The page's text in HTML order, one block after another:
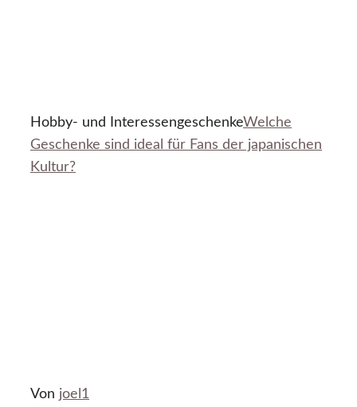
Hobby- und InteressengeschenkeWelche
Geschenke sind ideal für Fans der japanischen
Kultur?
Von joel1